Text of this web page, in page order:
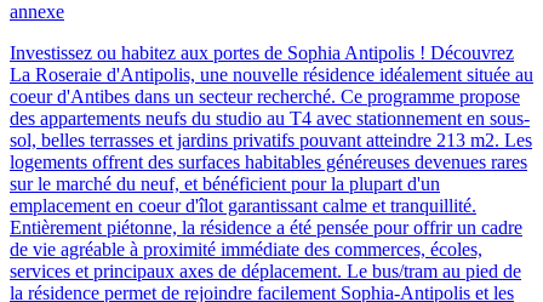
annexe
Investissez ou habitez aux portes de Sophia Antipolis ! Découvrez
La Roseraie d'Antipolis, une nouvelle résidence idéalement située au
coeur d'Antibes dans un secteur recherché. Ce programme propose
des appartements neufs du studio au T4 avec stationnement en sous-
sol, belles terrasses et jardins privatifs pouvant atteindre 213 m2. Les
logements offrent des surfaces habitables généreuses devenues rares
sur le marché du neuf, et bénéficient pour la plupart d'un
emplacement en coeur d'îlot garantissant calme et tranquillité.
Entièrement piétonne, la résidence a été pensée pour offrir un cadre
de vie agréable à proximité immédiate des commerces, écoles,
services et principaux axes de déplacement. Le bus/tram au pied de
la résidence permet de rejoindre facilement Sophia-Antipolis et les